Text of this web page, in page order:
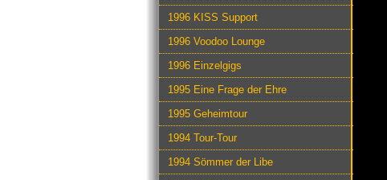
1996 KISS Support
1996 Voodoo Lounge
1996 Einzelgigs
1995 Eine Frage der Ehre
1995 Geheimtour
1994 Tour-Tour
1994 Sömmer der Libe